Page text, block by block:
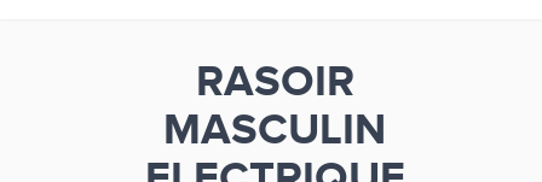
RASOIR
MASCULIN